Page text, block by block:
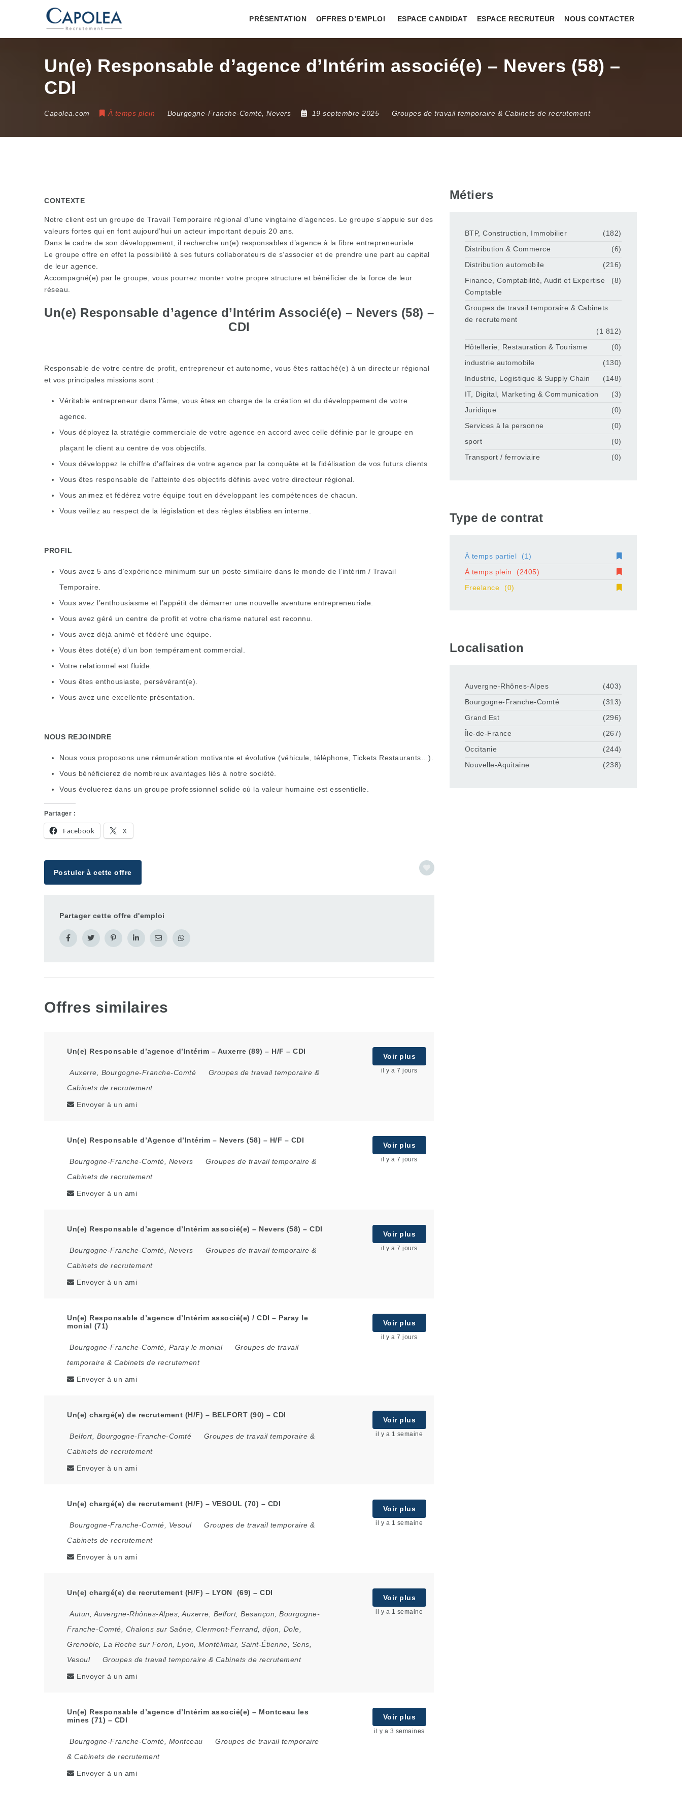
PRÉSENTATION OFFRES D’EMPLOI ESPACE CANDIDAT ESPACE RECRUTEUR NOUS CONTACTER
Un(e) Responsable d’agence d’Intérim associé(e) – Nevers (58) –
CDI
Capolea.com À temps plein Bourgogne-Franche-Comté Nevers 19 septembre 2025 Groupes de travail temporaire & Cabinets de recrutement
CONTEXTE
Notre client est un groupe de Travail Temporaire régional d’une vingtaine d’agences. Le groupe s’appuie sur des
valeurs fortes qui en font aujourd’hui un acteur important depuis 20 ans.
Dans le cadre de son développement, il recherche un(e) responsables d’agence à la fibre entrepreneuriale.
Le groupe offre en effet la possibilité à ses futurs collaborateurs de s’associer et de prendre une part au capital
de leur agence.
Accompagné(e) par le groupe, vous pourrez monter votre propre structure et bénéficier de la force de leur
réseau.
Un(e) Responsable d’agence d’Intérim Associé(e) – Nevers (58) –
CDI
Responsable de votre centre de profit, entrepreneur et autonome, vous êtes rattaché(e) à un directeur régional
et vos principales missions sont :
Véritable entrepreneur dans l’âme, vous êtes en charge de la création et du développement de votre
agence.
Vous déployez la stratégie commerciale de votre agence en accord avec celle définie par le groupe en
plaçant le client au centre de vos objectifs.
Vous développez le chiffre d’affaires de votre agence par la conquête et la fidélisation de vos futurs clients
Vous êtes responsable de l’atteinte des objectifs définis avec votre directeur régional.
Vous animez et fédérez votre équipe tout en développant les compétences de chacun.
Vous veillez au respect de la législation et des règles établies en interne.
PROFIL
Vous avez 5 ans d’expérience minimum sur un poste similaire dans le monde de l’intérim / Travail
Temporaire.
Vous avez l’enthousiasme et l’appétit de démarrer une nouvelle aventure entrepreneuriale.
Vous avez géré un centre de profit et votre charisme naturel est reconnu.
Vous avez déjà animé et fédéré une équipe.
Vous êtes doté(e) d’un bon tempérament commercial.
Votre relationnel est fluide.
Vous êtes enthousiaste, persévérant(e).
Vous avez une excellente présentation.
NOUS REJOINDRE
Nous vous proposons une rémunération motivante et évolutive (véhicule, téléphone, Tickets Restaurants…).
Vous bénéficierez de nombreux avantages liés à notre société.
Vous évoluerez dans un groupe professionnel solide où la valeur humaine est essentielle.
Partager :
Facebook X
Postuler à cette offre
Partager cette offre d'emploi
Offres similaires
Un(e) Responsable d’agence d’Intérim – Auxerre (89) – H/F – CDI
Auxerre Bourgogne-Franche-Comté
Groupes de travail temporaire &
Cabinets de recrutement
Envoyer à un ami
Voir plus
il y a 7 jours
Un(e) Responsable d’Agence d’Intérim – Nevers (58) – H/F – CDI
Bourgogne-Franche-Comté Nevers
Groupes de travail temporaire &
Cabinets de recrutement
Envoyer à un ami
Voir plus
il y a 7 jours
Un(e) Responsable d’agence d’Intérim associé(e) – Nevers (58) – CDI
Bourgogne-Franche-Comté Nevers
Groupes de travail temporaire &
Cabinets de recrutement
Envoyer à un ami
Voir plus
il y a 7 jours
Un(e) Responsable d’agence d’Intérim associé(e) / CDI – Paray le
monial (71)
Bourgogne-Franche-Comté Paray le monial
Groupes de travail
temporaire & Cabinets de recrutement
Envoyer à un ami
Voir plus
il y a 7 jours
Un(e) chargé(e) de recrutement (H/F) – BELFORT (90) – CDI
Belfort, Bourgogne-Franche-Comté
Groupes de travail temporaire &
Cabinets de recrutement
Envoyer à un ami
Voir plus
il y a 1 semaine
Un(e) chargé(e) de recrutement (H/F) – VESOUL (70) – CDI
Bourgogne-Franche-Comté Vesoul
Groupes de travail temporaire &
Cabinets de recrutement
Envoyer à un ami
Voir plus
il y a 1 semaine
Un(e) chargé(e) de recrutement (H/F) – LYON (69) – CDI
Autun Auvergne-Rhônes-Alpes Auxerre Belfort, Besançon
Bourgogne-
Franche-Comté
Chalons sur Saône Clermont-Ferrand dijon Dole
Grenoble La Roche sur Foron Lyon Montélimar, Saint-Étienne Sens
Vesoul
Groupes de travail temporaire & Cabinets de recrutement
Envoyer à un ami
Voir plus
il y a 1 semaine
Un(e) Responsable d’agence d’Intérim associé(e) – Montceau les
mines (71) – CDI
Bourgogne-Franche-Comté Montceau
Groupes de travail temporaire
& Cabinets de recrutement
Envoyer à un ami
Voir plus
il y a 3 semaines
Métiers
BTP, Construction, Immobilier
(182)
Distribution & Commerce
(6)
Distribution automobile
(216)
Finance, Comptabilité, Audit et Expertise
Comptable
(8)
Groupes de travail temporaire & Cabinets
de recrutement
(1 812)
Hôtellerie, Restauration & Tourisme
(0)
industrie automobile
(130)
Industrie, Logistique & Supply Chain
(148)
IT, Digital, Marketing & Communication
(3)
Juridique
(0)
Services à la personne
(0)
sport
(0)
Transport / ferroviaire
(0)
Type de contrat
À temps partiel
(1)
À temps plein
(2405)
Freelance
(0)
Localisation
Auvergne-Rhônes-Alpes
(403)
Bourgogne-Franche-Comté
(313)
Grand Est
(296)
Île-de-France
(267)
Occitanie
(244)
Nouvelle-Aquitaine
(238)